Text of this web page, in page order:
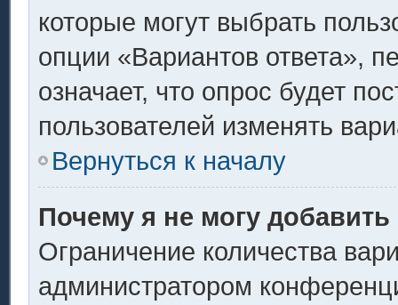
которые могут выбрать
опции «Вариантов ответа»,
означает, что опрос будет
пользователей изменять
Вернуться к началу
Почему я не могу
Ограничение количества
администратором